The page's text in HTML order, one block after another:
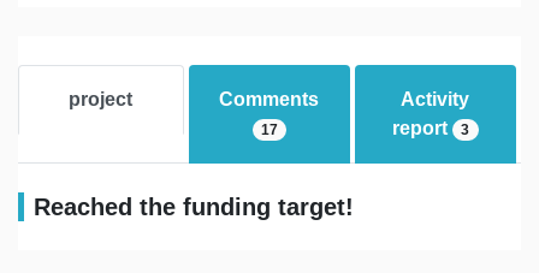
project Comments
17
Activity
report 3
Reached the funding target!